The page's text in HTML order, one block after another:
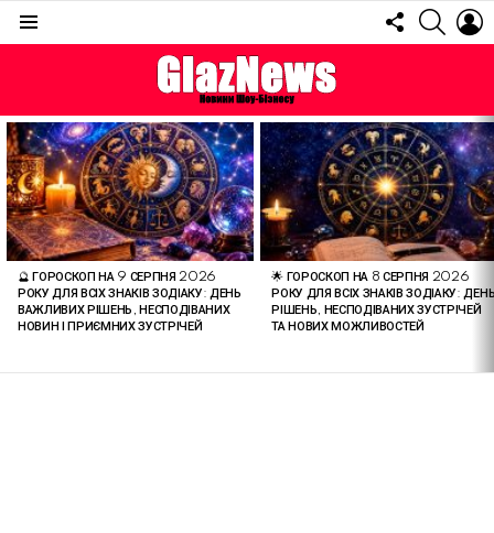
FOLLOW
US
ОСТАННІ
СТАТТІ
🔮 ГОРОСКОП НА 9 СЕРПНЯ 2026
РОКУ ДЛЯ ВСІХ ЗНАКІВ ЗОДІАКУ: ДЕНЬ
ВАЖЛИВИХ РІШЕНЬ, НЕСПОДІВАНИХ
НОВИН І ПРИЄМНИХ ЗУСТРІЧЕЙ
🌟 ГОРОСКОП НА 8 СЕРПНЯ 2026
РОКУ ДЛЯ ВСІХ ЗНАКІВ ЗОДІАКУ:
РІШЕНЬ, НЕСПОДІВАНИХ ЗУСТРІЧЕЙ
ТА НОВИХ МОЖЛИВОСТЕЙ